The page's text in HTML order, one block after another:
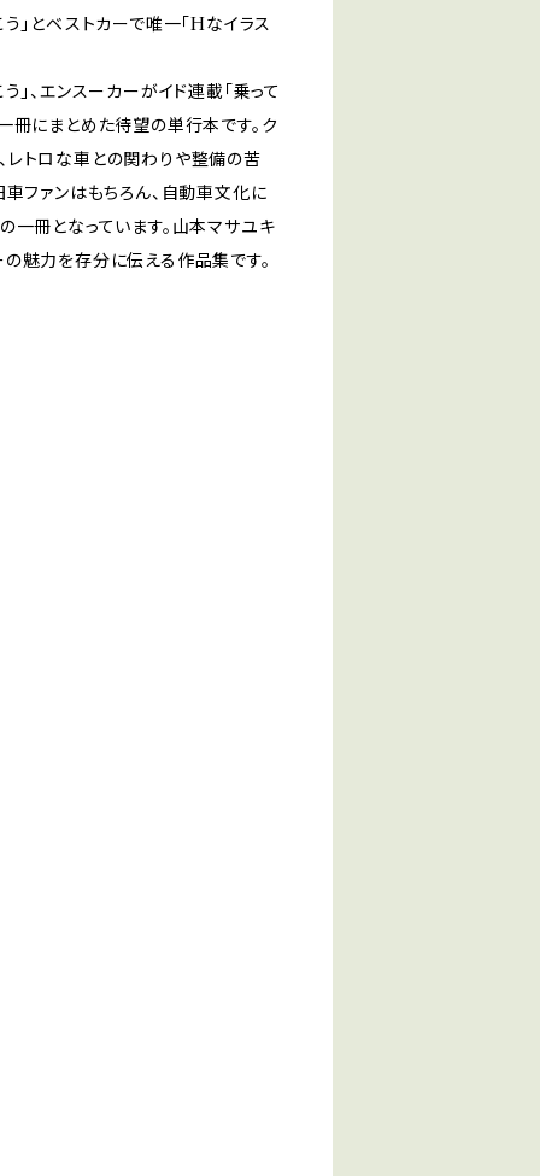
」とベストカーで唯一「Hなイラス
」、エンスーカーがイド連載「乗って
冊にまとめた待望の単行本です。ク
トロな車との関わりや整備の苦
ファンはもちろん、自動車文化に
一冊となっています。山本マサユキ
魅力を存分に伝える作品集です。